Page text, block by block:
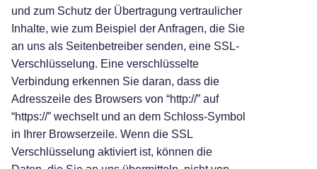
und zum Schutz der Übertragung vertraulicher
Inhalte, wie zum Beispiel der Anfragen, die Sie
an uns als Seitenbetreiber senden, eine SSL-
Verschlüsselung. Eine verschlüsselte
Verbindung erkennen Sie daran, dass die
Adresszeile des Browsers von “http://” auf
“https://” wechselt und an dem Schloss-Symbol
in Ihrer Browserzeile. Wenn die SSL
Verschlüsselung aktiviert ist, können die